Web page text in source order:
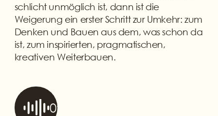
schlicht unmöglich ist, dann ist die
Weigerung ein erster Schritt zur Umkehr: zum
Denken und Bauen aus dem, was schon da
ist, zum inspirierten, pragmatischen,
kreativen Weiterbauen.
0:00